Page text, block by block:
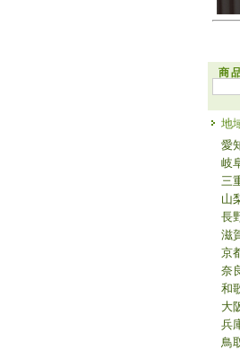
商
地
愛
岐
三
山
長
滋
京
奈
和
大
兵
鳥